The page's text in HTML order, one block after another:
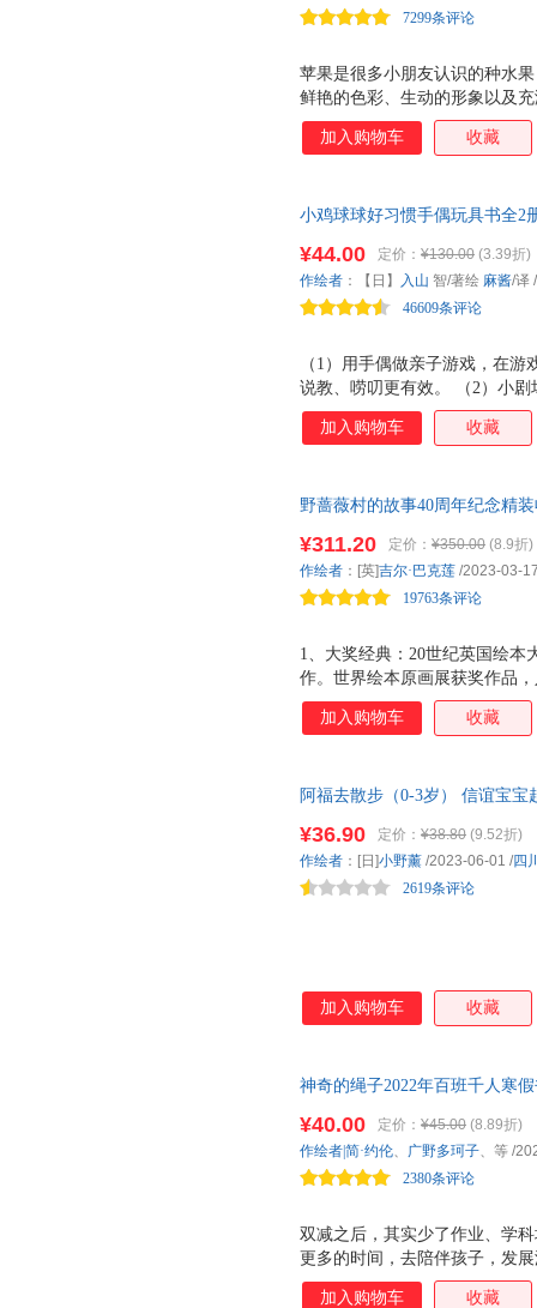
苹果是很多小朋友认识的种水
鲜艳的色彩、生动的形象以及
能帮助宝宝了解苹果以及数量
7299条评论
加入购物车 收藏
小鸡球球好习惯手偶玩具书全2
鸡球球”的手偶小剧场来啦！和
表扬，帮孩子习得8大基本生活
（1）用手偶做亲子游戏，在
说教、唠叨更有效。 （2）小
景，与手偶小鸡球球互动，自
自己也能玩，自娱自乐，自导
¥44.00 定价： ¥130.00 (3.39折)
46609条评论
作绘者 ：【日】 入山 智/著绘 麻酱/译
加入购物车 收藏
野蔷薇村的故事40周年纪念精
《比得兔》比肩的英国经典童
活与自然万物！博洛尼亚国际
万册（海豚传媒出品）
1、大奖经典：20世纪英国绘本
作。世界绘本原画展获奖作品
版：40周年经典珍藏，版权输
译文：《哈利 波特》御用翻译
纸上全景阅读；让孩子体会找
完全不反光！内页插图修复版
细腻，水彩笔触跃然纸上。 6
安全之书、友善之
¥311.20 定价： ¥350.00 (8.9折)
19763条评论
作绘者 ：[英]吉尔·巴克莲 /2023-03-
加入购物车 收藏
阿福去散步（0-3岁） 信谊宝
¥36.90 定价： ¥38.80 (9.52折)
2619条评论
作绘者 ：[日]小野薰 /2023-06-01 /四
加入购物车 收藏
神奇的绳子2022年百班千人寒
列作品，畅游在想象世界的故
子，想象整个宇宙，给孩子治
双减之后，其实少了作业、学
更多的时间，去陪伴孩子，发
声音，接纳与理解的态度， 积
¥40.00 定价： ¥45.00 (8.89折)
2380条评论
作绘者|简·约伦、 广野多珂子、等 /
加入购物车 收藏